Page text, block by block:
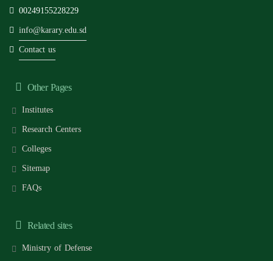
00249155228229
info@karary.edu.sd
Contact us
Other Pages
Institutes
Research Centers
Colleges
Sitemap
FAQs
Related sites
Ministry of Defense